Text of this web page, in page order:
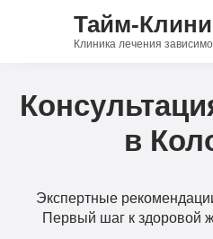
Тайм-
Клиника лечения
в
Экспертные
Первый шаг к здоровой